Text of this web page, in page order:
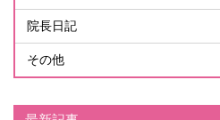
院長日記
その他